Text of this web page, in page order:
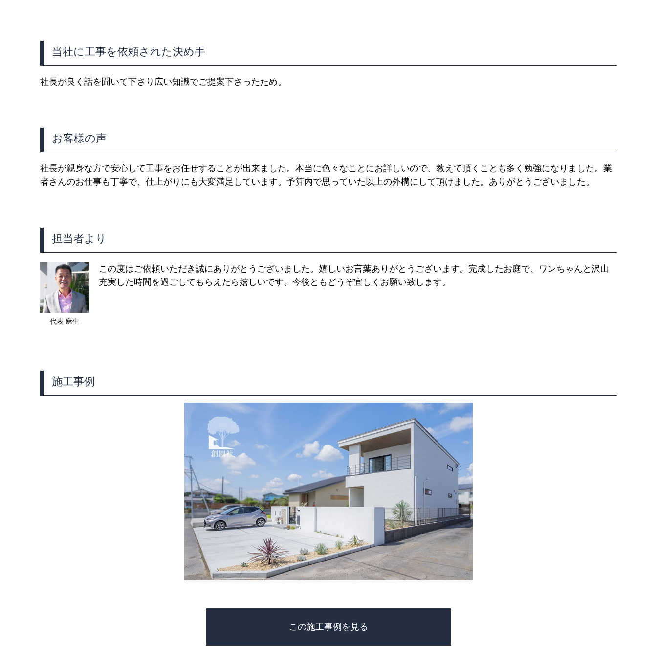
当社に工事を依頼された決め手
社長が良く話を聞いて下さり広い知識でご提案下さったため。
お客様の声
社長が親身な方で安心して工事をお任せすることが出来ました。本当に色々なことにお詳しいので、教えて頂くことも多く勉強になりました。業
者さんのお仕事も丁寧で、仕上がりにも大変満足しています。予算内で思っていた以上の外構にして頂けました。ありがとうございました。
担当者より
代表 麻生
この度はご依頼いただき誠にありがとうございました。嬉しいお言葉ありがとうございます。完成したお庭で、ワンちゃんと沢山
充実した時間を過ごしてもらえたら嬉しいです。今後ともどうぞ宜しくお願い致します。
施工事例
この施工事例を見る